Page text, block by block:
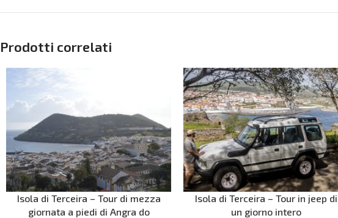
Prodotti correlati
Isola di Terceira – Tour di mezza
giornata a piedi di Angra do
Isola di Terceira – Tour in jeep di
un giorno intero